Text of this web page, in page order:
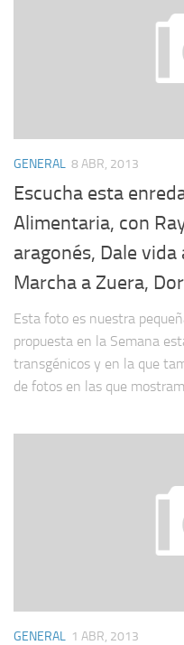
GENERAL 8 ABR, 2013
Escucha esta
Alimentaria, con
aragonés, Dale vida
Marcha a Zuera,
Esta foto es nuestra
propuesta en la Semana
transgénicos y en la que
de fotos en las que
GENERAL 1 ABR, 2013